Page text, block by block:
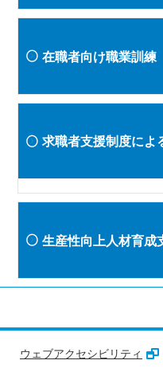
在職者向け職業訓練
求職者支援制度によ
生産性向上人材育成
ウェブアクセシビリティ